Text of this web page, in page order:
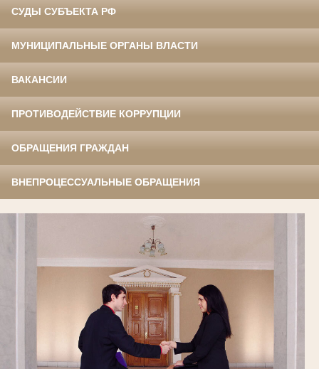
СУДЫ СУБЪЕКТА РФ
МУНИЦИПАЛЬНЫЕ ОРГАНЫ ВЛАСТИ
ВАКАНСИИ
ПРОТИВОДЕЙСТВИЕ КОРРУПЦИИ
ОБРАЩЕНИЯ ГРАЖДАН
ВНЕПРОЦЕССУАЛЬНЫЕ ОБРАЩЕНИЯ